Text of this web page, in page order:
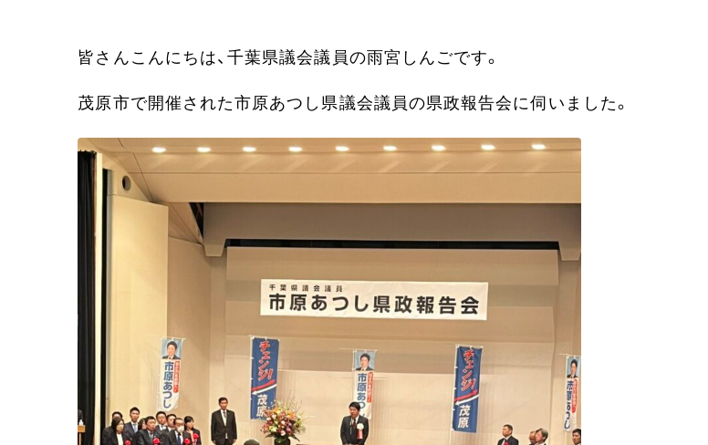
皆さんこんにちは、千葉県議会議員の雨宮しんごです。
茂原市で開催された市原あつし県議会議員の県政報告会に伺いました。